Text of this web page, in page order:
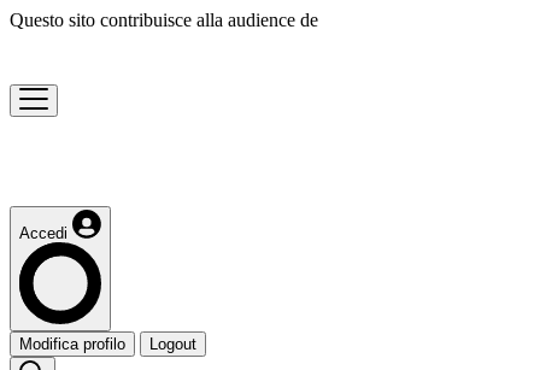
Questo sito contribuisce alla audience de
Accedi
Modifica profilo Logout